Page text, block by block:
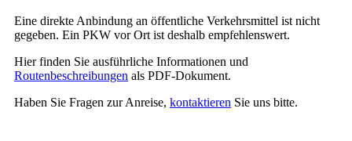
Eine direkte Anbindung an öffentliche Verkehrsmittel ist nicht
gegeben. Ein PKW vor Ort ist deshalb empfehlenswert.
Hier finden Sie ausführliche Informationen und
Routenbeschreibungen als PDF-Dokument.
Haben Sie Fragen zur Anreise, kontaktieren Sie uns bitte.